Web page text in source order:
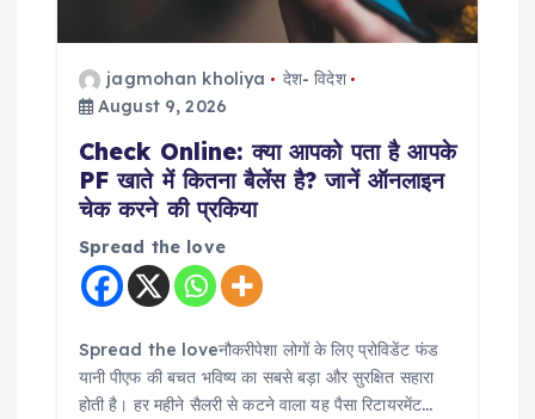
jagmohan kholiya
देश- विदेश
August 9, 2026
Check Online: क्या आपको पता है आपके
PF खाते में कितना बैलेंस है? जानें ऑनलाइन
चेक करने की प्रकिया
Spread the love
Spread the loveनौकरीपेशा लोगों के लिए प्रोविडेंट फंड
यानी पीएफ की बचत भविष्य का सबसे बड़ा और सुरक्षित सहारा
होती है। हर महीने सैलरी से कटने वाला यह पैसा रिटायरमेंट…